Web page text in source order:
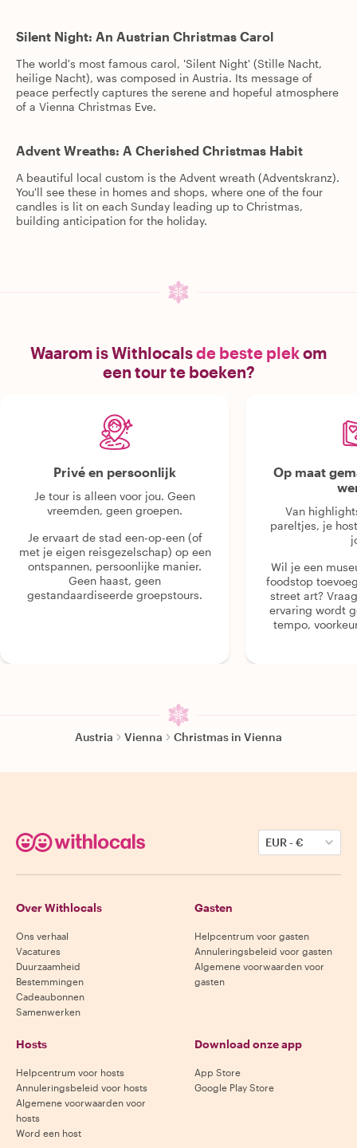
Silent Night: An Austrian Christmas Carol
The world's most famous carol, 'Silent Night' (Stille Nacht,
heilige Nacht), was composed in Austria. Its message of
peace perfectly captures the serene and hopeful atmosphere
of a Vienna Christmas Eve.
Advent Wreaths: A Cherished Christmas Habit
A beautiful local custom is the Advent wreath (Adventskranz).
You'll see these in homes and shops, where one of the four
candles is lit on each Sunday leading up to Christmas,
building anticipation for the holiday.
Waarom is Withlocalsde beste plekom
een tour te boeken?
Privé en persoonlijk
Je tour is alleen voor jou. Geen
vreemden, geen groepen.
Je ervaart de stad een-op-een (of
met je eigen reisgezelschap) op een
ontspannen, persoonlijke manier.
Geen haast, geen
gestandaardiseerde groepstours.
Op maat
Van
pareltjes, je
Wil je een
foodstop
street art?
ervaring wordt
tempo,
Austria Vienna Christmas in Vienna
EUR-€
Over Withlocals
Ons verhaal
Vacatures
Duurzaamheid
Bestemmingen
Cadeaubonnen
Samenwerken
Gasten
Helpcentrum voor gasten
Annuleringsbeleid voor gasten
Algemene voorwaarden voor
gasten
Hosts
Helpcentrum voor hosts
Annuleringsbeleid voor hosts
Algemene voorwaarden voor
hosts
Word een host
Download onze app
App Store
Google Play Store